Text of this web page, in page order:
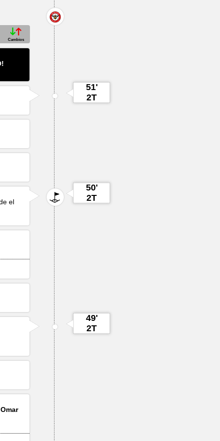
Cambios
51'
2T
el
50'
2T
49'
2T
Omar